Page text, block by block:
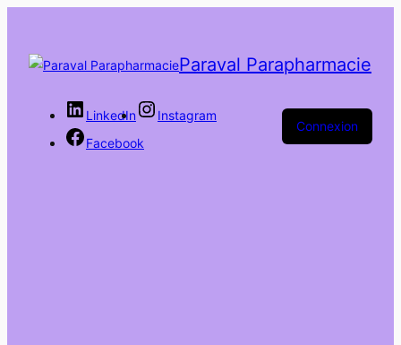
Paraval Parapharmacie
LinkedIn
Instagram
Facebook
Connexion